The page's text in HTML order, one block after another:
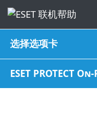
选择选项卡
ESET PROTECT